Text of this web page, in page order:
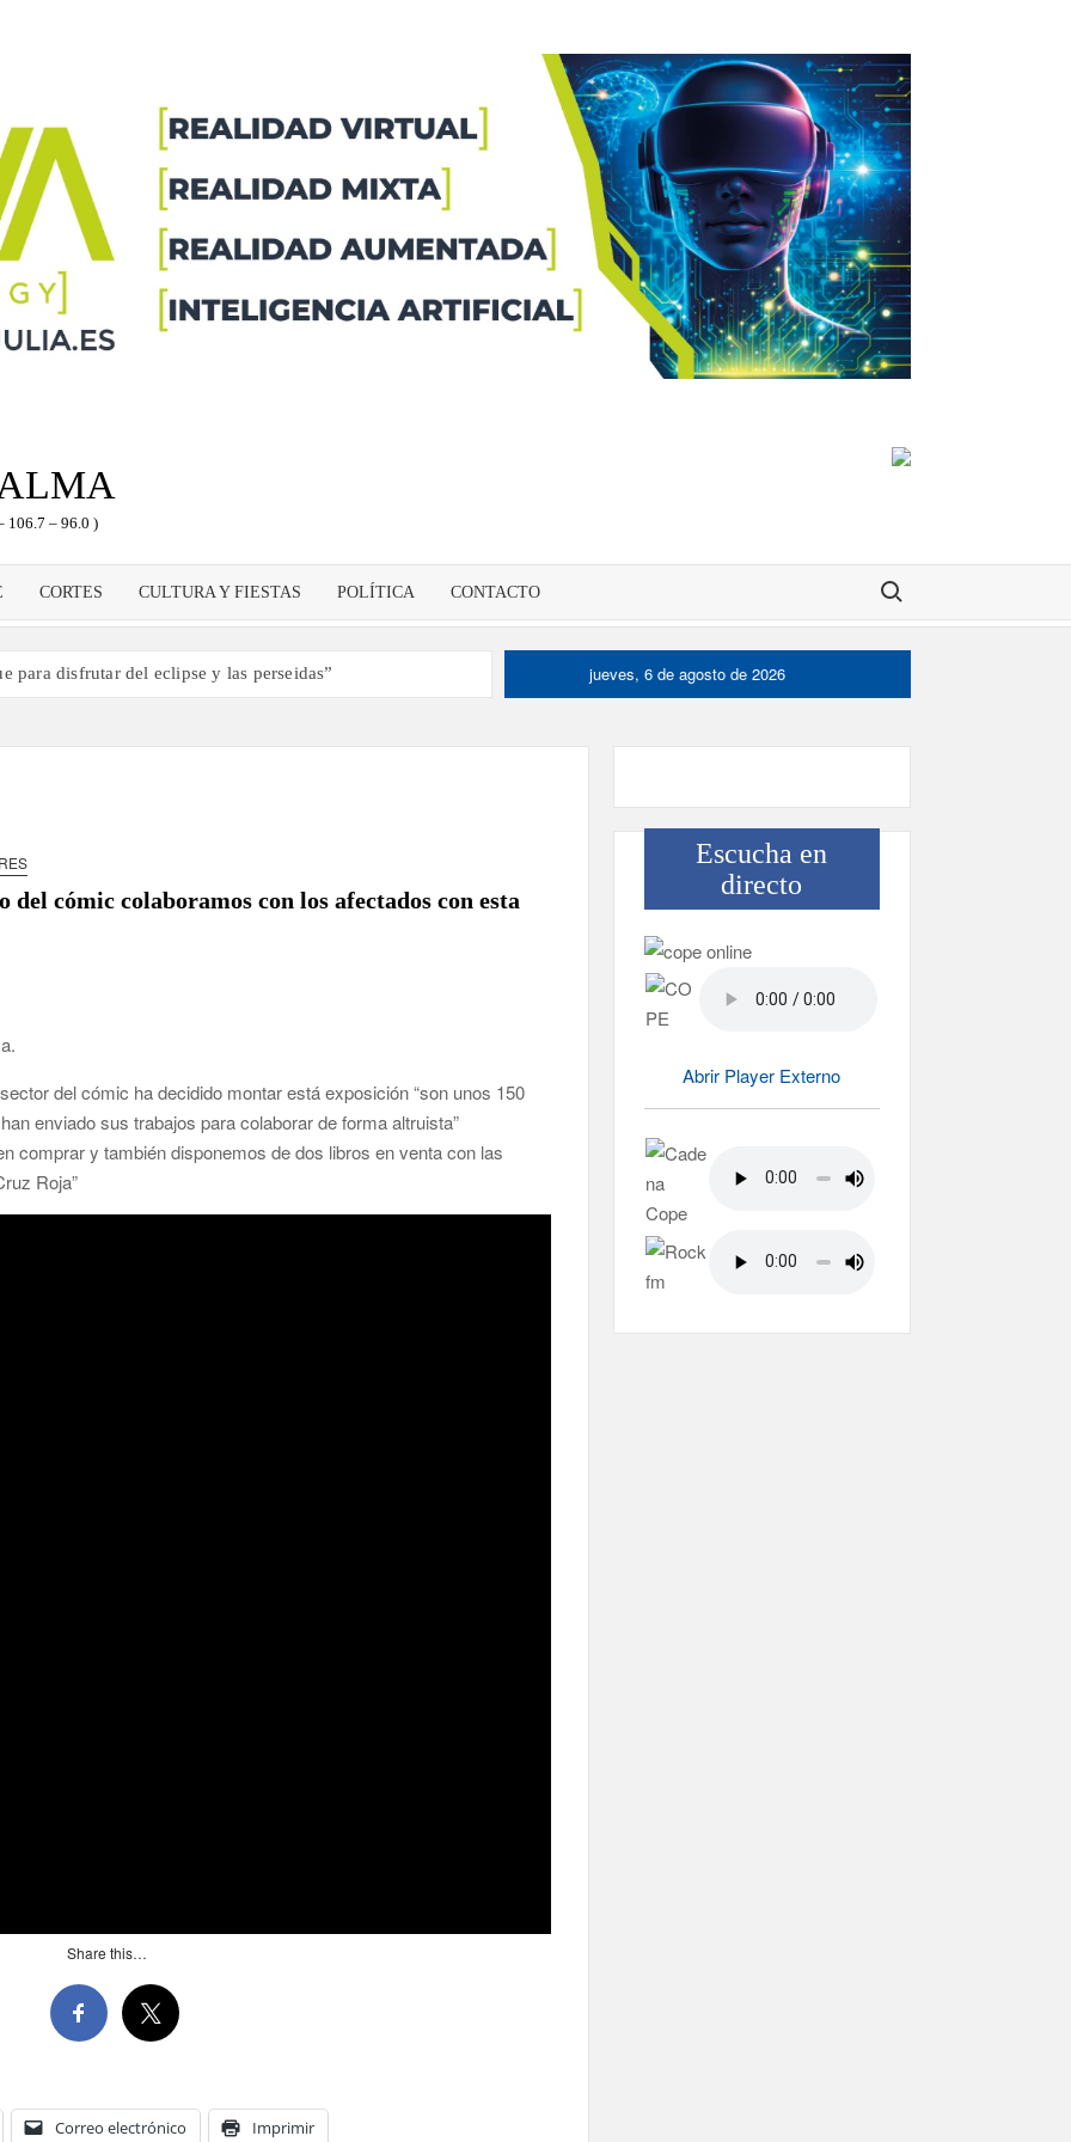
106.7 – 96.0 )
CORTES CULTURA Y FIESTAS POLÍTICA CONTACTO Buscar:
para disfrutar del eclipse y las perseidas”
y defiende que Tazacorte “avanza y cumple objetivos”
víctimas de violencia de género con el apoyo empresarial
Santa Cruz de La Palma y refuerza el comercio local en su
de planificación y exige respuestas sobre las pérdidas
las islas no capitalinas derivados a hospitales de Tenerife
jueves, 6 de agosto de 2026
cómic colaboramos con los afectados con esta
del cómic ha decidido montar está exposición “son unos 150
enviado sus trabajos para colaborar de forma altruista”
comprar y también disponemos de dos libros en venta con las
Roja”
Share this…
Correo electrónico Imprimir
Escucha en
directo
Abrir Player Externo